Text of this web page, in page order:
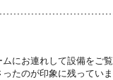
にお連れして設備をご覧
たのが印象に残っていま